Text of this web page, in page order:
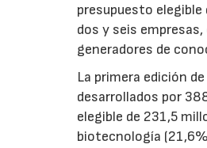
presupuesto
dos y seis
generadores de
La primera edición
desarrollados por
elegible de 231,5
biotecnología